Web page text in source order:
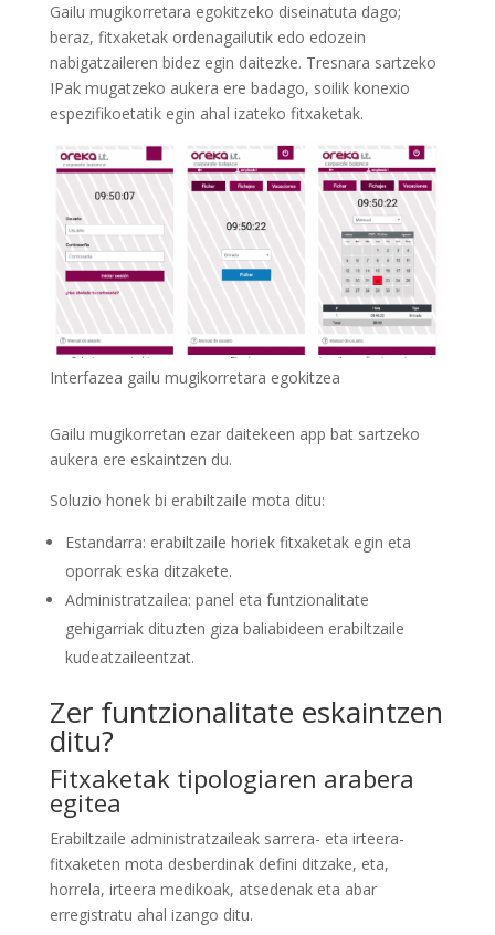
Gailu mugikorretara egokitzeko diseinatuta dago;
beraz, fitxaketak ordenagailutik edo edozein
nabigatzaileren bidez egin daitezke. Tresnara sartzeko
IPak mugatzeko aukera ere badago, soilik konexio
espezifikoetatik egin ahal izateko fitxaketak.
Interfazea gailu mugikorretara egokitzea
Gailu mugikorretan ezar daitekeen app bat sartzeko
aukera ere eskaintzen du.
Soluzio honek bi erabiltzaile mota ditu:
Estandarra: erabiltzaile horiek fitxaketak egin eta
oporrak eska ditzakete.
Administratzailea: panel eta funtzionalitate
gehigarriak dituzten giza baliabideen erabiltzaile
kudeatzaileentzat.
Zer funtzionalitate eskaintzen
ditu?
Fitxaketak tipologiaren arabera
egitea
Erabiltzaile administratzaileak sarrera- eta irteera-
fitxaketen mota desberdinak defini ditzake, eta,
horrela, irteera medikoak, atsedenak eta abar
erregistratu ahal izango ditu.